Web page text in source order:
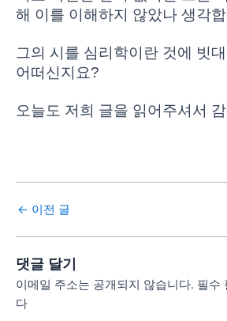
해 이를 이해하지 않았나 생각
그의 시를 심리학이란 것에 빗
어떠신지요?
오늘도 저희 글을 읽어주셔서
← 이전 글
댓글 달기
이메일 주소는 공개되지 않습니다. 필수
다